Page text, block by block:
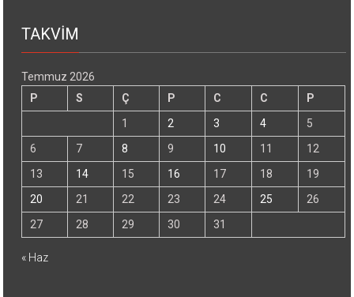
TAKVİM
Temmuz 2026
P
S Ç P C C
P
1
2 3 4
5
6
7 8 9 10 11
12
13
14 15 16 17 18
19
20
21 22 23 24 25
26
27
28 29 30 31
« Haz